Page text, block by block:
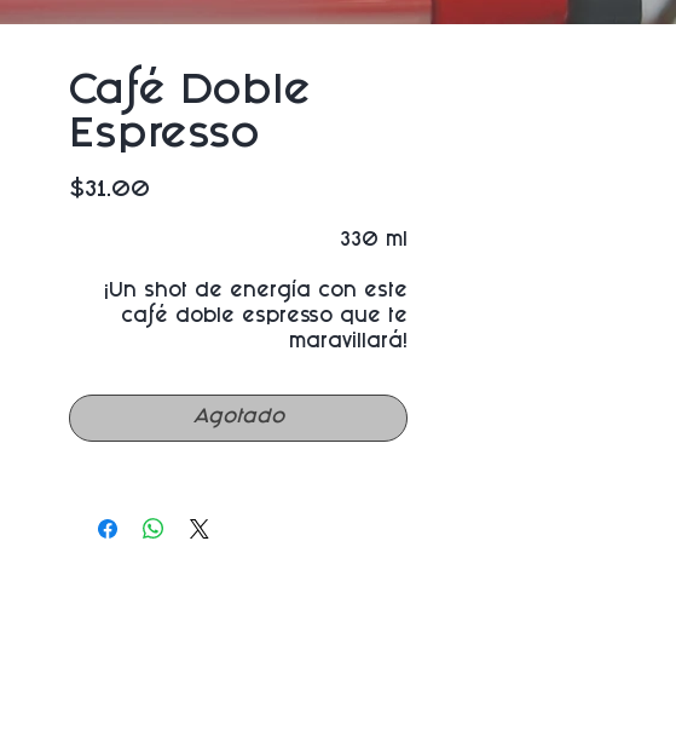
Café Doble
Espresso
$31.00
330 ml
¡Un shot de energía con este
café doble espresso que te
maravillará!
Agotado